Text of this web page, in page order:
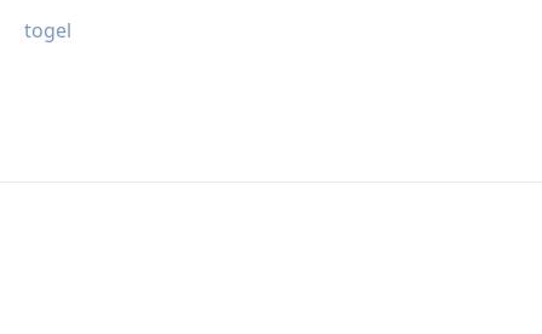
togel